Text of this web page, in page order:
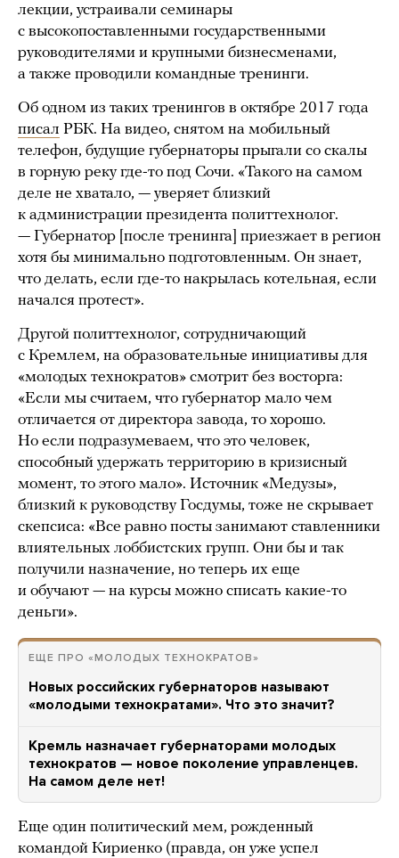
лекции, устраивали семинары
с высокопоставленными государственными
руководителями и крупными бизнесменами,
а также проводили командные тренинги.
Об одном из таких тренингов в октябре 2017 года
писал РБК. На видео, снятом на мобильный
телефон, будущие губернаторы прыгали со скалы
в горную реку где-то под Сочи. «Такого на самом
деле не хватало, — уверяет близкий
к администрации президента политтехнолог.
— Губернатор [после тренинга] приезжает в регион
хотя бы минимально подготовленным. Он знает,
что делать, если где-то накрылась котельная, если
начался протест».
Другой политтехнолог, сотрудничающий
с Кремлем, на образовательные инициативы для
«молодых технократов» смотрит без восторга:
«Если мы считаем, что губернатор мало чем
отличается от директора завода, то хорошо.
Но если подразумеваем, что это человек,
способный удержать территорию в кризисный
момент, то этого мало». Источник «Медузы»,
близкий к руководству Госдумы, тоже не скрывает
скепсиса: «Все равно посты занимают ставленники
влиятельных лоббистских групп. Они бы и так
получили назначение, но теперь их еще
и обучают — на курсы можно списать какие-то
деньги».
ЕЩЕ ПРО «МОЛОДЫХ ТЕХНОКРАТОВ»
Новых российских губернаторов называют
«молодыми технократами». Что это значит?
Кремль назначает губернаторами молодых
технократов — новое поколение управленцев.
На самом деле нет!
Еще один политический мем, рожденный
командой Кириенко (правда, он уже успел